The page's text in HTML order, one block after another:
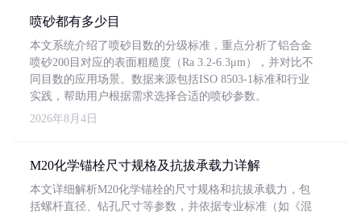
喷砂都有多少目
本文系统介绍了喷砂目数的分级标准，重点分析了铝合金
喷砂200目对应的表面粗糙度（Ra 3.2-6.3μm），并对比不
同目数的应用场景。数据来源包括ISO 8503-1标准和行业
实践，帮助用户根据需求选择合适的喷砂参数。
2026年8月4日
M20化学锚栓尺寸规格及抗拔承载力详解
本文详细解析M20化学锚栓的尺寸规格和抗拔承载力，包
括螺杆直径、钻孔尺寸等参数，并依据专业标准（如《混